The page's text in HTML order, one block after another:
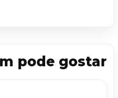
pode gostar